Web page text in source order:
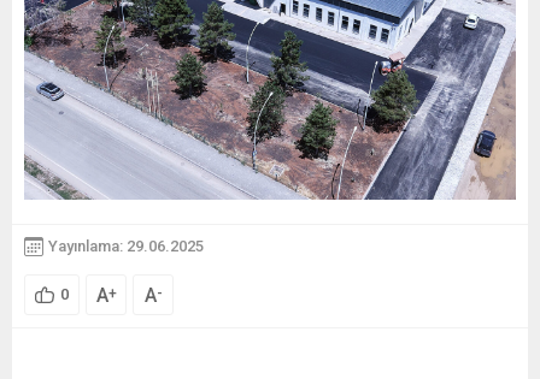
Yayınlama: 29.06.2025
0 A+ A-